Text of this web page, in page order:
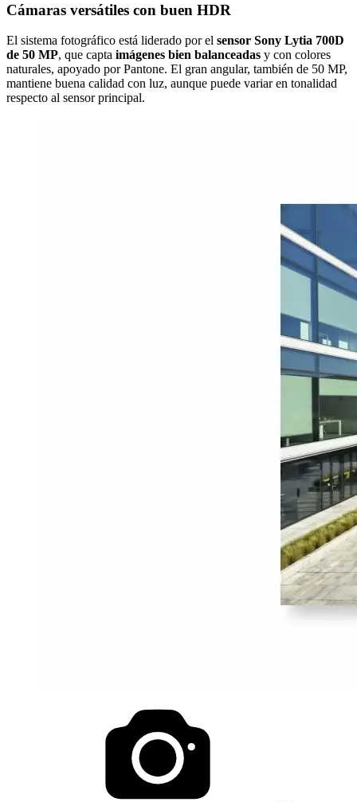
Cámaras versátiles con buen HDR
El sistema fotográfico está liderado por el sensor Sony Lytia 700D
de 50 MP, que capta imágenes bien balanceadas y con colores
naturales, apoyado por Pantone. El gran angular, también de 50 MP,
mantiene buena calidad con luz, aunque puede variar en tonalidad
respecto al sensor principal.